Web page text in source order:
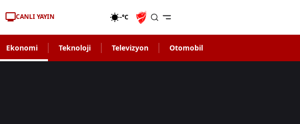
CANLI YAYIN -°C
Ekonomi Teknoloji Televizyon Otomobil